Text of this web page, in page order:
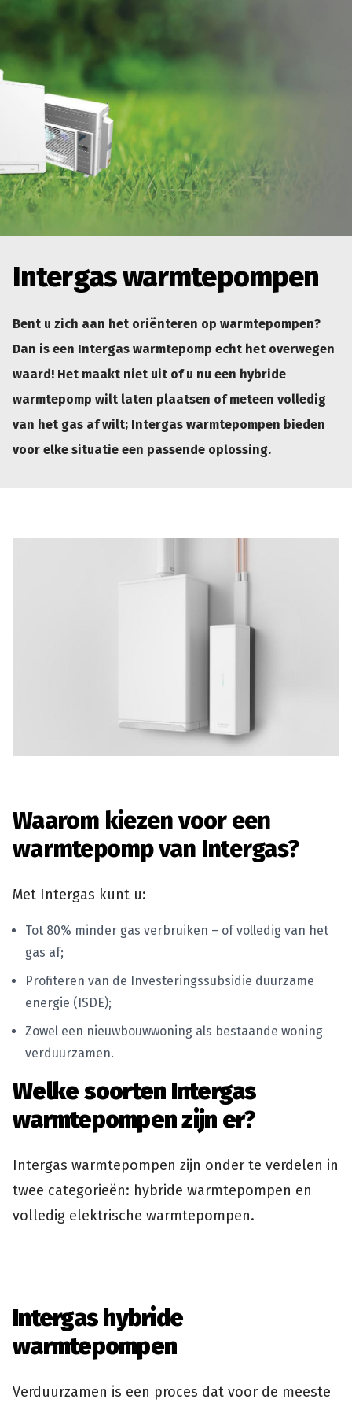
Intergas warmtepompen
Bent u zich aan het oriënteren op warmtepompen?
Dan is een Intergas warmtepomp echt het overwegen
waard! Het maakt niet uit of u nu een hybride
warmtepomp wilt laten plaatsen of meteen volledig
van het gas af wilt; Intergas warmtepompen bieden
voor elke situatie een passende oplossing.
Waarom kiezen voor een
warmtepomp van Intergas?
Met Intergas kunt u:
Tot 80% minder gas verbruiken – of volledig van het
gas af;
Profiteren van de Investeringssubsidie duurzame
energie (ISDE);
Zowel een nieuwbouwwoning als bestaande woning
verduurzamen.
Welke soorten Intergas
warmtepompen zijn er?
Intergas warmtepompen zijn onder te verdelen in
twee categorieën: hybride warmtepompen en
volledig elektrische warmtepompen.
Intergas hybride
warmtepompen
Verduurzamen is een proces dat voor de meeste